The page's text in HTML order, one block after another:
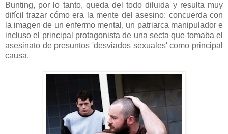
Bunting, por lo tanto, queda del todo diluida y resulta muy
difícil trazar cómo era la mente del asesino: concuerda con
la imagen de un enfermo mental, un patriarca manipulador e
incluso el principal protagonista de una secta que tomaba el
asesinato de presuntos 'desviados sexuales' como principal
causa.